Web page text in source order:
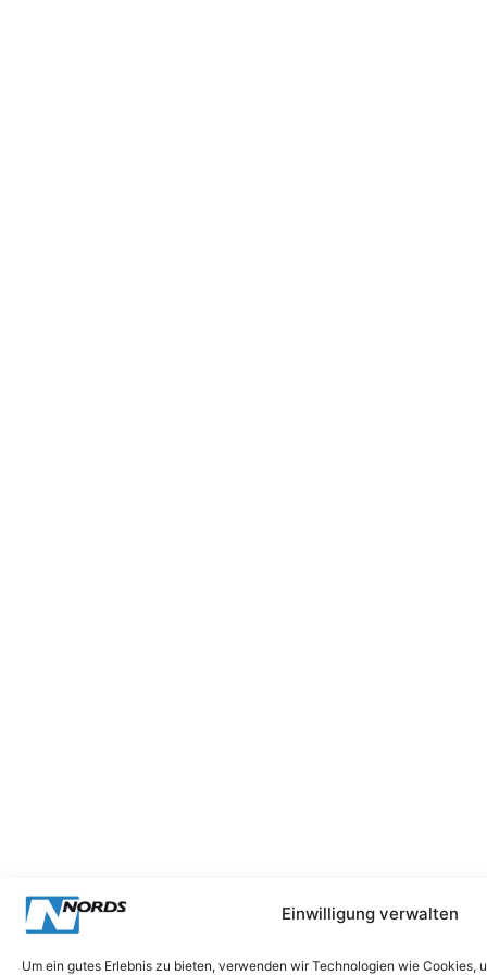
Einwilligung verwalten
Um ein gutes Erlebnis zu bieten, verwenden wir Technologien wie Cookies,